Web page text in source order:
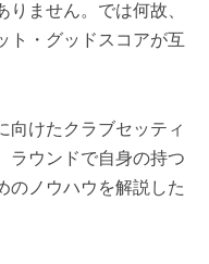
ません。では何故、
ト・グッドスコアが互
向けたクラブセッティ
ラウンドで自身の持つ
のノウハウを解説した